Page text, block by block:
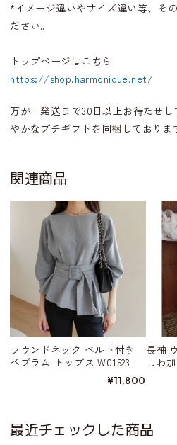
*イメージ違いやサイズ違い等、そ
ださい。
トップページはこちら
https://shop.harmonique.net/
万が一発送まで30日以上お待たせ
やかなプチギフトを同梱しておりま
関連商品
ラウンドネック ベルト付き
ペプラム トップス W01523
¥11,800
長袖
しわ
最近チェックした商品